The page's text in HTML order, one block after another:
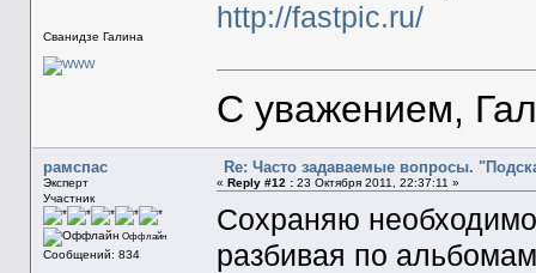
Сванидзе Галина
http://fastpic.ru/
С уважением,
рамспас
Эксперт
Участник
Оффлайн
Сообщений: 834
Re: Часто задаваемые вопросы.
« Reply #12 :23 Октября 2011, 22:37:11 »
Сохраняю
разбивая по